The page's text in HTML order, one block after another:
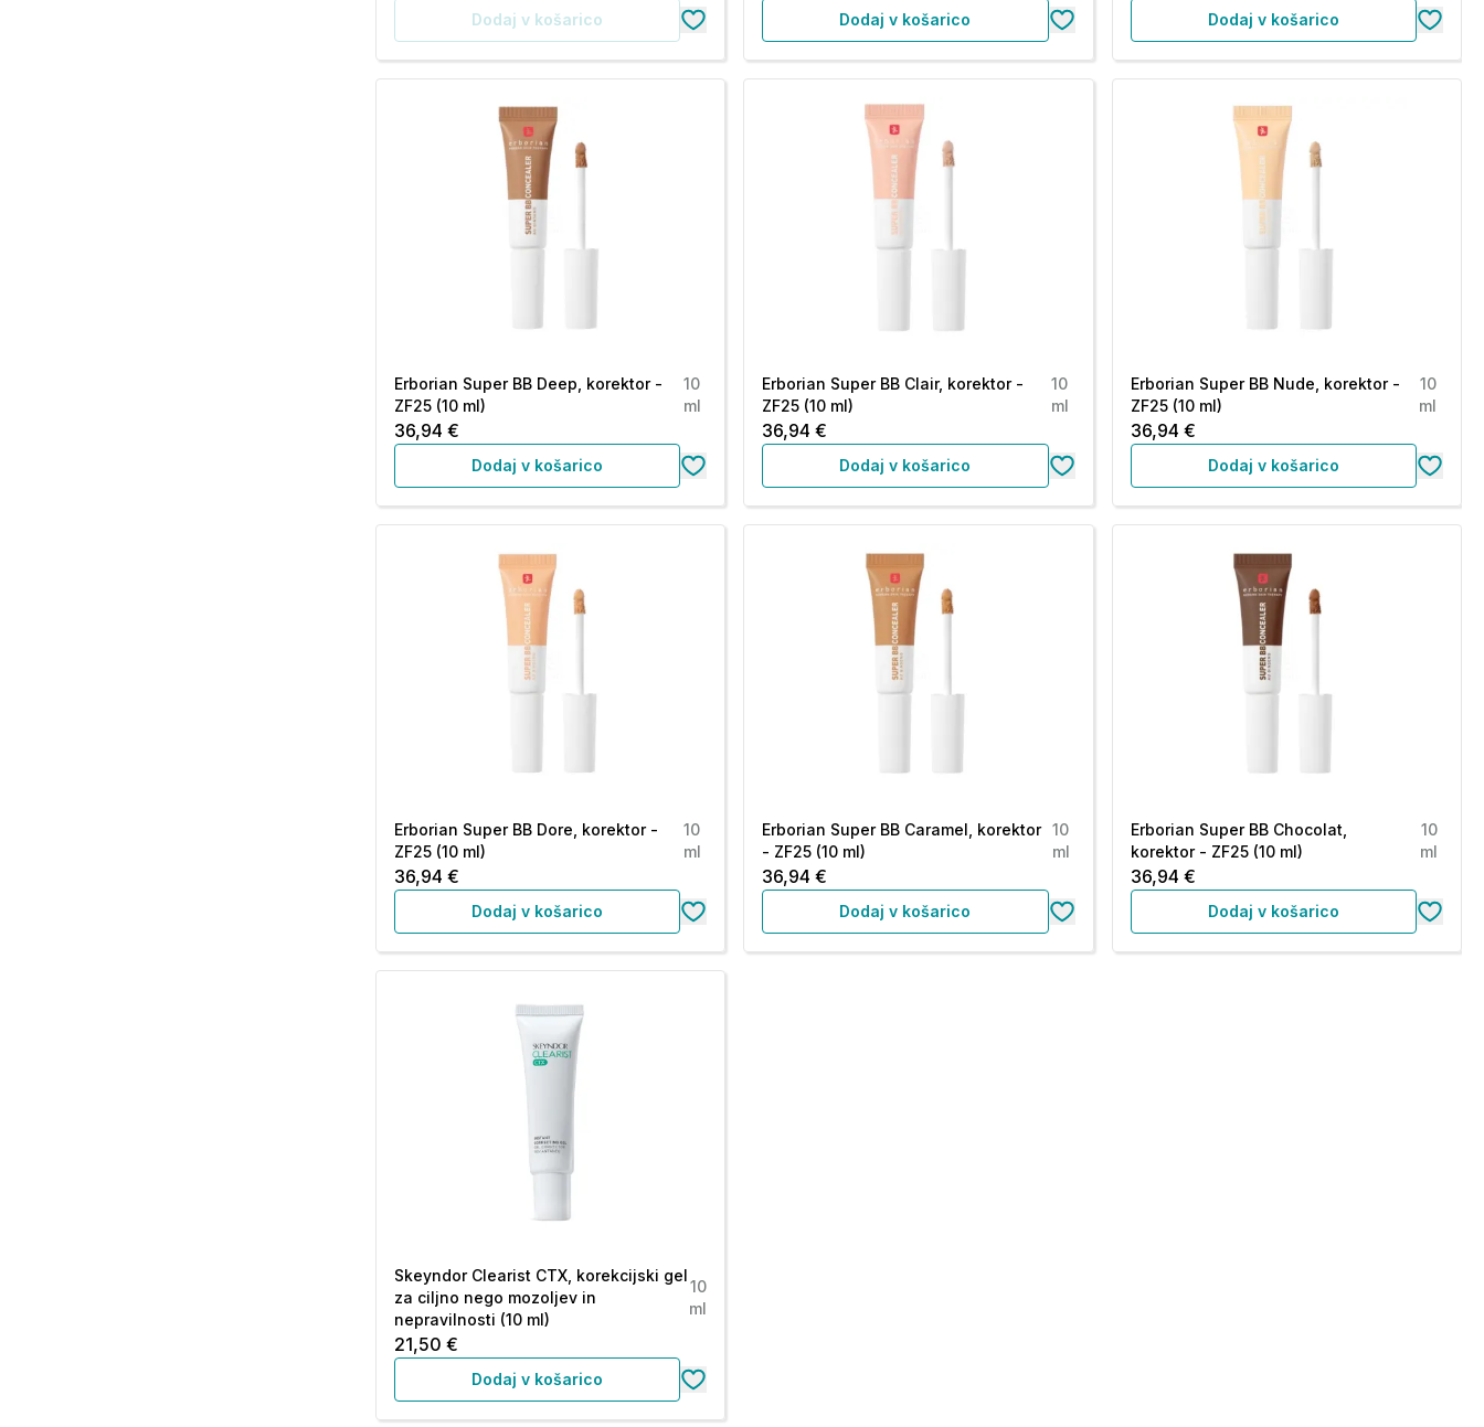
Dodaj v košarico Dodaj v košarico Dodaj v košarico
Erborian Super BB Deep, korektor -
ZF25 (10 ml)
10
ml
36,94 €
Dodaj v košarico
Erborian Super BB Clair, korektor -
ZF25 (10 ml)
10
ml
36,94 €
Dodaj v košarico
Erborian Super BB Nude, korektor -
ZF25 (10 ml)
10
ml
36,94 €
Dodaj v košarico
Erborian Super BB Dore, korektor -
ZF25 (10 ml)
10
ml
36,94 €
Dodaj v košarico
Erborian Super BB Caramel, korektor
- ZF25 (10 ml)
10
ml
36,94 €
Dodaj v košarico
Erborian Super BB Chocolat,
korektor - ZF25 (10 ml)
10
ml
36,94 €
Dodaj v košarico
Skeyndor Clearist CTX, korekcijski gel
za ciljno nego mozoljev in
nepravilnosti (10 ml)
10
ml
21,50 €
Dodaj v košarico